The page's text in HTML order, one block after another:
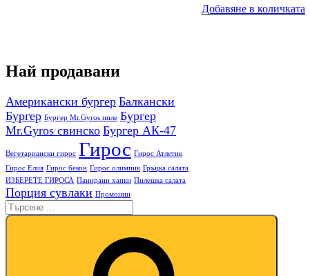
Добавяне в количката
Най продавани
Американски бургер Балкански
Бургер Бургер Mr.Gyros пиле Бургер
Mr.Gyros свинско Бургер АК-47
Вегетариански гирос Гирос Гирос Атлетик
Гирос Елия Гирос бекон Гирос олимпик Гръцка салата
ИЗБЕРЕТЕ ГИРОСА Панирани хапки Пилешка салата
Порция сувлаки Промоции